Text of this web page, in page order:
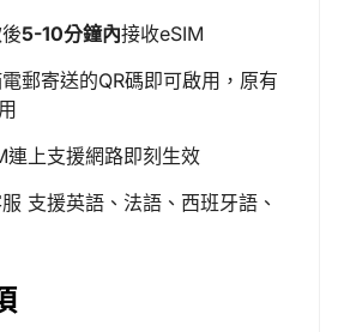
5-10分鐘內接收eSIM
郵寄送的QR碼即可啟用，原有
連上支援網路即刻生效
支援英語、法語、西班牙語、